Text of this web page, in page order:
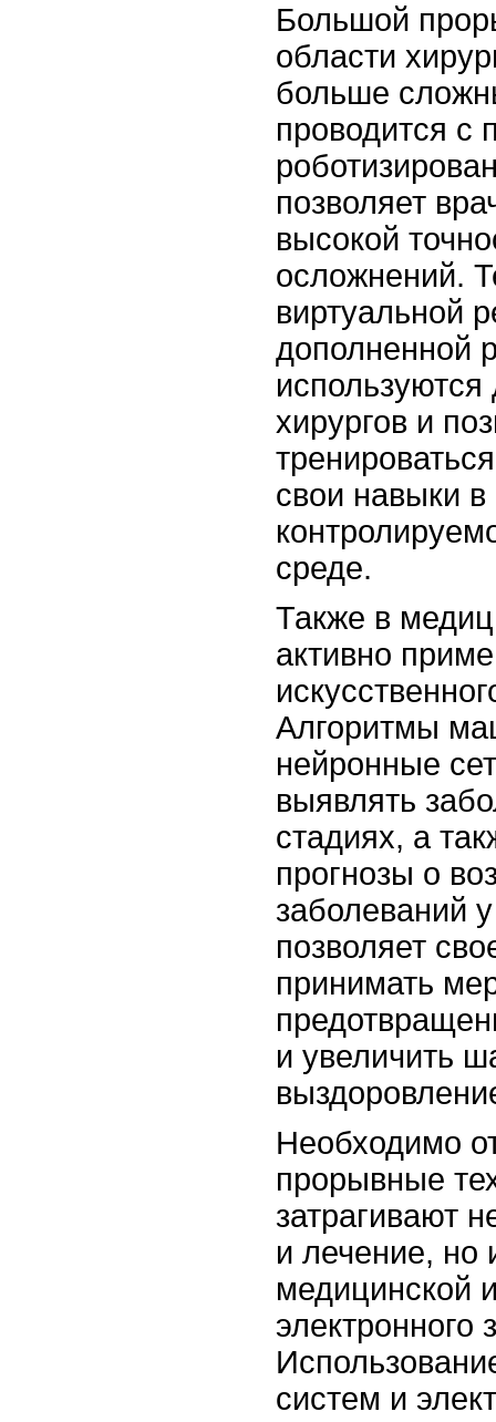
Большой
области
больше
проводится
позволяет
высокой
осложнений.
виртуальной
дополненной
хирургов и
свои навыки
среде.
Также в
активно
Алгоритмы
нейронные
выявлять
стадиях, а
прогнозы о
заболеваний
позволяет
принимать
и увеличить
Необходимо
прорывные
затрагивают
и лечение, но
медицинской
электронного
систем и